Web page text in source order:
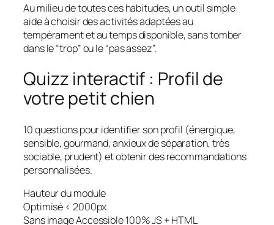
Au milieu de toutes ces habitudes, un outil simple
aide à choisir des activités adaptées au
tempérament et au temps disponible, sans tomber
dans le “trop” ou le “pas assez”.
Quizz interactif : Profil de
votre petit chien
10 questions pour identifier son profil (énergique,
sensible, gourmand, anxieux de séparation, très
sociable, prudent) et obtenir des recommandations
personnalisées.
Hauteur du module
Optimisé < 2000px
Sans imageAccessible100% JS + HTML